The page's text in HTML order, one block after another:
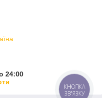
24:00
КНОПКА
ЗВ'ЯЗКУ